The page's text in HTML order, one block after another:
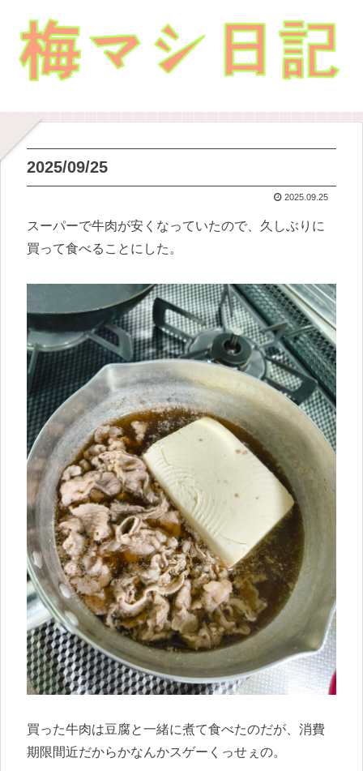
2025/09/25
2025.09.25
スーパーで牛肉が安くなっていたので、久しぶりに
買って食べることにした。
買った牛肉は豆腐と一緒に煮て食べたのだが、消費
期限間近だからかなんかスゲーくっせぇの。